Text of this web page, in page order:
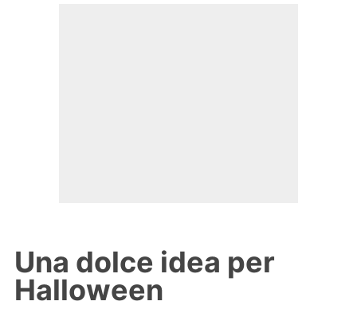
Una dolce idea per
Halloween